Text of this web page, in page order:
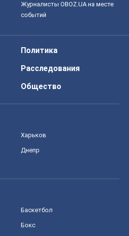
Журналисты OBOZ.UA на месте
событий
Политика
Расследования
Общество
Харьков
Днепр
Баскетбол
Бокс